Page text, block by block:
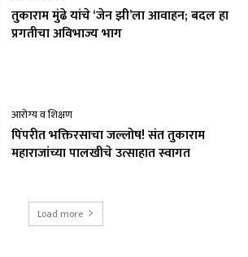
तुकाराम मुंढे यांचे ‘जेन झी’ला आवाहन; बदल हा
प्रगतीचा अविभाज्य भाग
आरोग्य व शिक्षण
पिंपरीत भक्तिरसाचा जल्लोष! संत तुकाराम
महाराजांच्या पालखीचे उत्साहात स्वागत
Load more